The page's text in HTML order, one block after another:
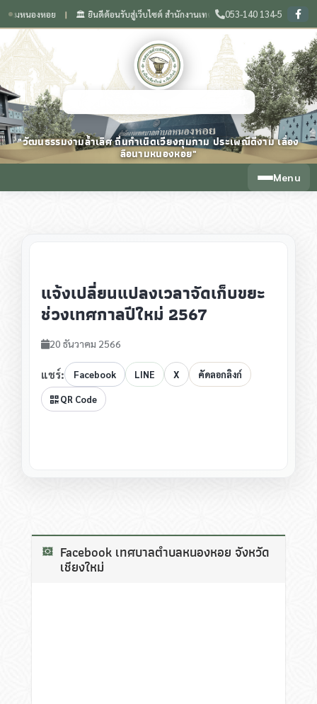
องหอย ❙ 🏛️ ยินดีต้อนรับสู่เว็บไซต์ สำนักงานเทศบาลตำบลหนองหอย จังหวัดเชียงใหม่
053-140 134-5
"วัฒนธรรมงามล้ำเลิศ ถิ่นกำเนิดเวียงกุมกาม ประเพณีดีงาม เลื่อง
ลือนามหนองหอย"
Menu
แจ้งเปลี่ยนแปลงเวลาจัดเก็บขยะ
ช่วงเทศกาลปีใหม่ 2567
20 ธันวาคม 2566
แชร์: Facebook LINE X คัดลอกลิงก์
QR Code
Facebook เทศบาลตำบลหนองหอย จังหวัด
เชียงใหม่